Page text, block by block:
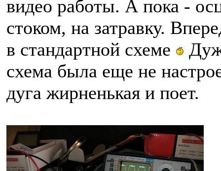
видео работы. А пока -
стоком, на затравку.
в стандартной схеме
схема была еще не
дуга жирненькая и поет.